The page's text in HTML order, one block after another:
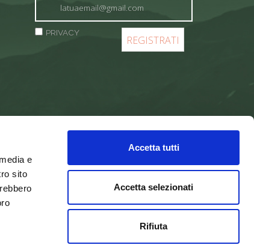
e
sito
Accetta tutti
Accetta selezionati
Rifiuta
PRIVACY